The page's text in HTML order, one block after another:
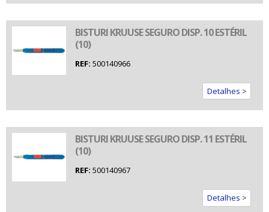
BISTURI KRUUSE SEGURO DISP. 10 ESTÉRIL
(10)
REF: 500140966
Detalhes >
BISTURI KRUUSE SEGURO DISP. 11 ESTÉRIL
(10)
REF: 500140967
Detalhes >